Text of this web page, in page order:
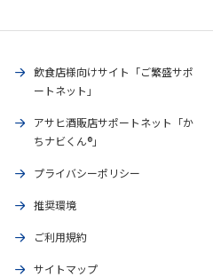
飲食店様向けサイト「ご繁盛サポ
ートネット」
アサヒ酒販店サポートネット「か
ちナビくん®」
プライバシーポリシー
推奨環境
ご利用規約
サイトマップ